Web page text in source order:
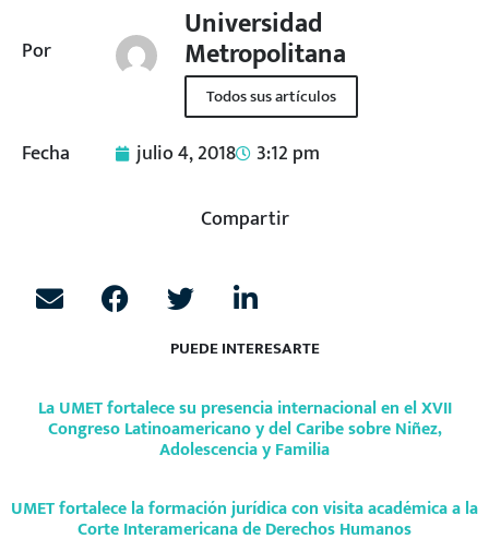
Por
Universidad
Metropolitana
Todos sus artículos
Fecha julio 4, 2018 3:12 pm
Compartir
PUEDE INTERESARTE
La UMET fortalece su presencia internacional en el XVII
Congreso Latinoamericano y del Caribe sobre Niñez,
Adolescencia y Familia
UMET fortalece la formación jurídica con visita académica a la
Corte Interamericana de Derechos Humanos